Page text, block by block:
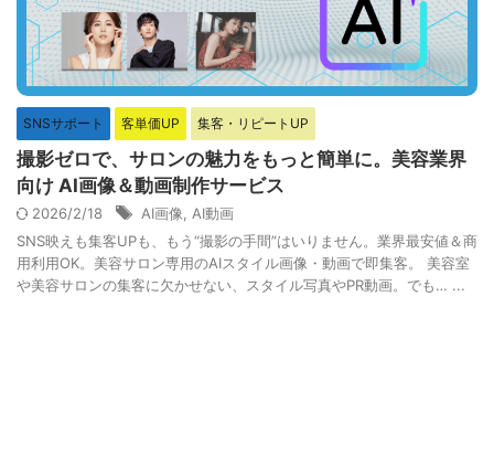
SNSサポート 客単価UP 集客・リピートUP
撮影ゼロで、サロンの魅力をもっと簡単に。美容業界
向け AI画像＆動画制作サービス
2026/2/18 AI画像
AI動画
SNS映えも集客UPも、もう“撮影の手間”はいりません。業界最安値＆商
用利用OK。美容サロン専用のAIスタイル画像・動画で即集客。 美容室
や美容サロンの集客に欠かせない、スタイル写真やPR動画。でも… ...